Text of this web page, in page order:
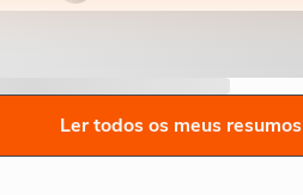
Ler todos os meus resumos